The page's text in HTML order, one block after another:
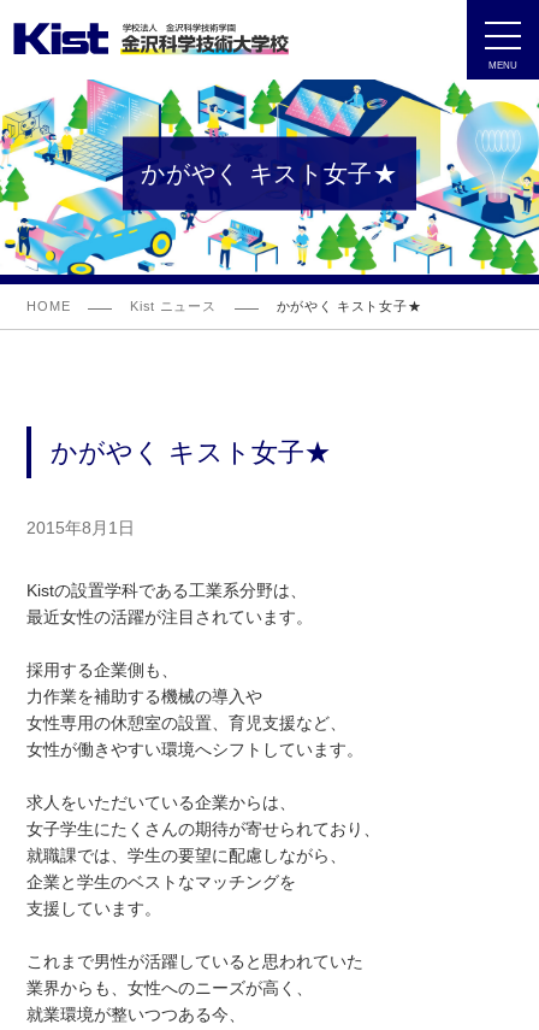
MENU
かがやく キスト女子★
HOME Kist ニュース かがやく キスト女子★
かがやく キスト女子★
2015年8月1日
Kistの設置学科である工業系分野は、
最近女性の活躍が注目されています。
採用する企業側も、
力作業を補助する機械の導入や
女性専用の休憩室の設置、育児支援など、
女性が働きやすい環境へシフトしています。
求人をいただいている企業からは、
女子学生にたくさんの期待が寄せられており、
就職課では、学生の要望に配慮しながら、
企業と学生のベストなマッチングを
支援しています。
これまで男性が活躍していると思われていた
業界からも、女性へのニーズが高く、
就業環境が整いつつある今、